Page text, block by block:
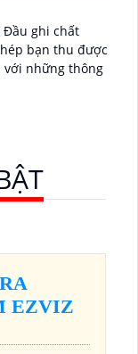
Đầu ghi chất
bạn thu được
EZVIZ